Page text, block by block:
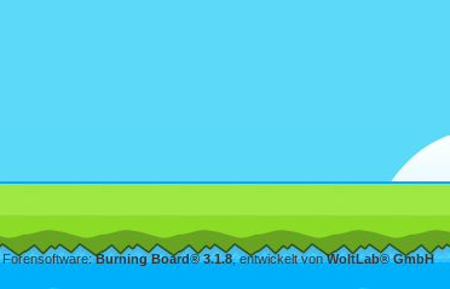
Forensoftware:Burning Board® 3.1.8, entwickelt vonWoltLab® GmbH